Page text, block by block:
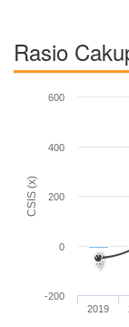
Rasio
CSIS (x)
-8,3
2019
-200
0
200
400
600